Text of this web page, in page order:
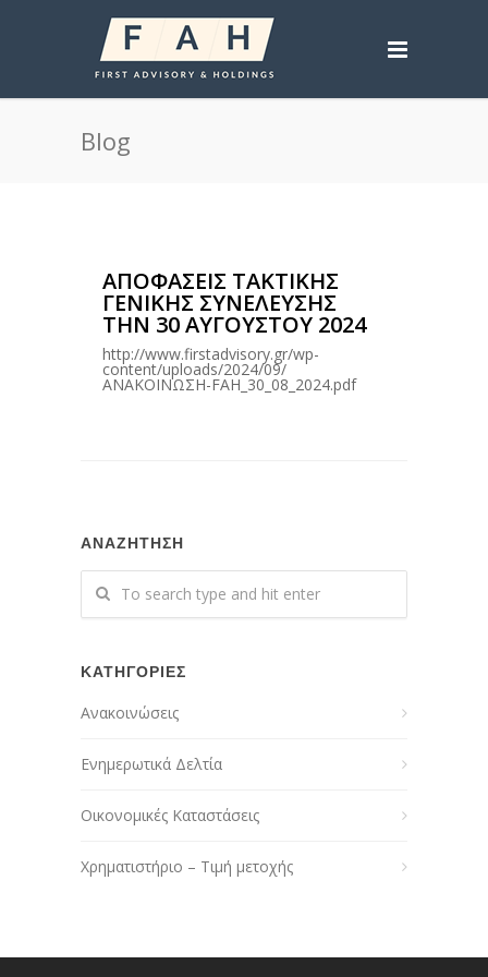
Blog
ΑΠΟΦΑΣΕΙΣ ΤΑΚΤΙΚΗΣ
ΓΕΝΙΚΗΣ ΣΥΝΕΛΕΥΣΗΣ
ΤΗΝ 30 ΑΥΓΟΥΣΤΟΥ 2024
http://www.firstadvisory.gr/wp-
content/uploads/2024/09/
ΑΝΑΚΟΙΝΩΣH-FAH_30_08_2024.pdf
ΑΝΑΖΗΤΗΣΗ
ΚΑΤΗΓΟΡΙΕΣ
Ανακοινώσεις
Ενημερωτικά Δελτία
Οικονομικές Καταστάσεις
Χρηματιστήριο – Τιμή μετοχής